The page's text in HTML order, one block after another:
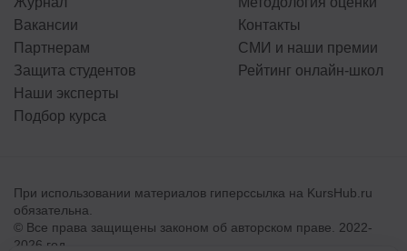
Вакансии
Партнерам
Защита студентов
Наши эксперты
Подбор курса
Контакты
СМИ и наши премии
Рейтинг онлайн-школ
При использовании материалов гиперссылка на KursHub.ru
обязательна.
© Все права защищены законом об авторском праве. 2022-
2026 год.